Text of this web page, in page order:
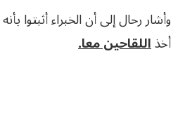
وأشار رحال إلى أن الخبراء أثبتوا
أخذاللقاحين معا.